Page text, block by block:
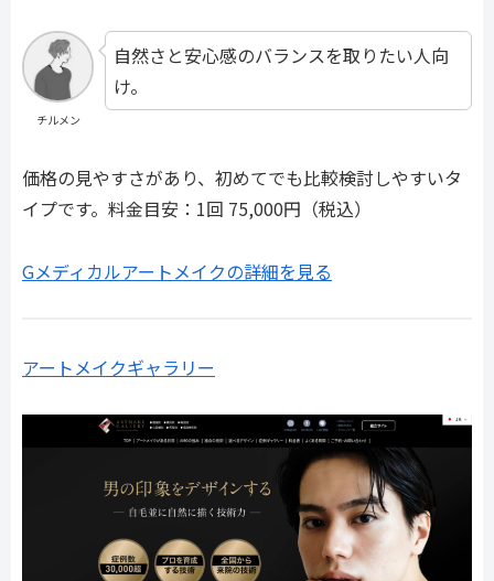
チルメン
自然さと安心感のバランスを取りたい人向
け。
価格の見やすさがあり、初めてでも比較検討しやすいタ
イプです。料金目安：1回 75,000円（税込）
Gメディカルアートメイクの詳細を見る
アートメイクギャラリー